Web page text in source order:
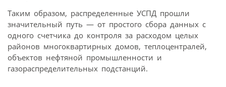
Таким образом, распределенные УСПД прошли
значительный путь — от простого сбора данных с
одного счетчика до контроля за расходом целых
районов многоквартирных домов, теплоцентралей,
объектов нефтяной промышленности и
газораспределительных подстанций.